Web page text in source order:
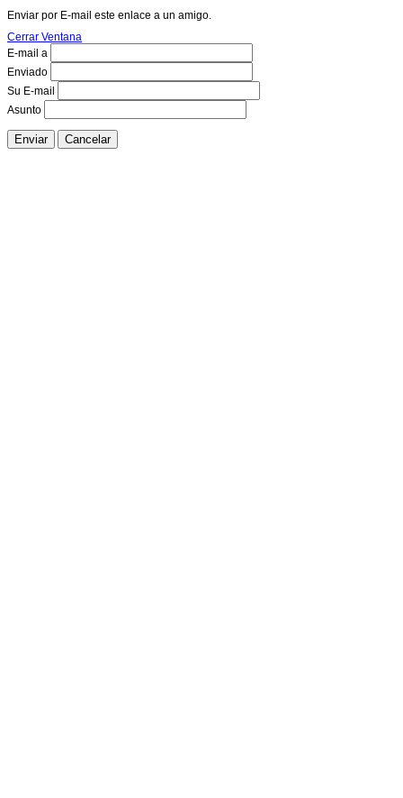
Enviar por E-mail este enlace a un amigo.
Cerrar Ventana
E-mail a
Enviado
Su E-mail
Asunto
Enviar Cancelar